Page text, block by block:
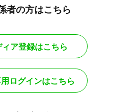
者の方はこちら
ア登録はこちら
ログインはこちら